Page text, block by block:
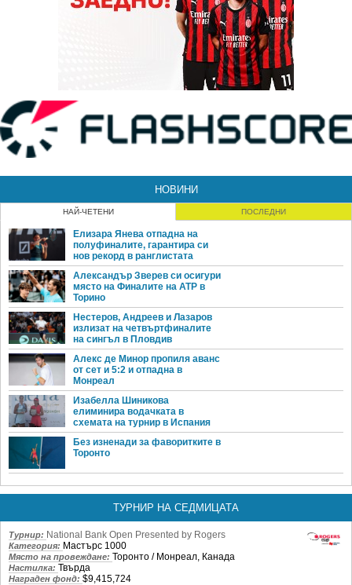
НОВИНИ
НАЙ-ЧЕТЕНИ ПОСЛЕДНИ
Елизара Янева отпадна на
полуфиналите, гарантира си
нов рекорд в ранглистата
Александър Зверев си осигури
място на Финалите на ATP в
Торино
Нестеров, Андреев и Лазаров
излизат на четвъртфиналите
на сингъл в Пловдив
Алекс де Минор пропиля аванс
от сет и 5:2 и отпадна в
Монреал
Изабелла Шиникова
елиминира водачката в
схемата на турнир в Испания
Без изненади за фаворитките в
Торонто
ТУРНИР НА СЕДМИЦАТА
Турнир: National Bank Open Presented by Rogers
Категория: Мастърс 1000
Място на провеждане: Торонто / Монреал, Канада
Настилка: Твърда
Награден фонд: $9,415,724